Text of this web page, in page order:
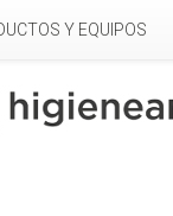
Y EQUIPOS